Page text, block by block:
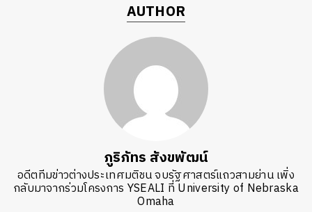
AUTHOR
ภูริภัทร สังขพัฒน์
อดีตทีมข่าวต่างประเทศมติชน จบรัฐศาสตร์แถวสามย่าน เพิ่ง
กลับมาจากร่วมโครงการ YSEALI ที่ University of Nebraska
Omaha